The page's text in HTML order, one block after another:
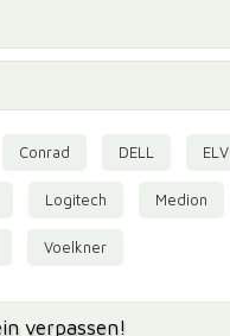
Conrad DELL ELV
Logitech Medion
Voelkner
verpassen!